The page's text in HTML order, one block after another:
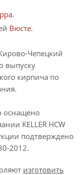
.
Вюсте.
Чепецкий
выпуску
кирпича по
оснащено
KELLER HCW
подтверждено
2012.
изготовить